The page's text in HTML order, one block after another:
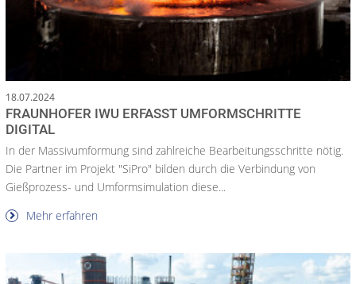
18.07.2024
FRAUNHOFER IWU ERFASST UMFORMSCHRITTE
DIGITAL
In der Massivumformung sind zahlreiche Bearbeitungsschritte nötig.
Die Partner im Projekt "SiPro" bilden durch die Verbindung von
Gießprozess- und Umformsimulation diese...
Mehr erfahren